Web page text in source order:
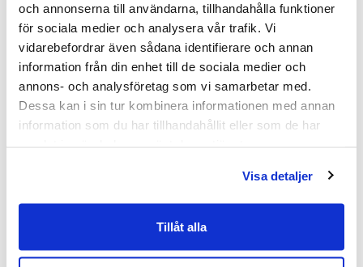
och annonserna till användarna, tillhandahålla funktioner
för sociala medier och analysera vår trafik. Vi
vidarebefordrar även sådana identifierare och annan
information från din enhet till de sociala medier och
annons- och analysföretag som vi samarbetar med.
Dessa kan i sin tur kombinera informationen med annan
information som du har tillhandahållit eller som de har
Visa detaljer
Tillåt alla
Stolen Day Lite från Gärsnäs kombinerar modern
design med praktisk funktionalitet. Tillverkad med
ett formpressat skal i ask och ett stativ i krom,
en stilren estetik som passar väl in i både hem och
kontor.
också designad för att ge optimal komfort. Med
sina balanserade mått är den idealisk för långa